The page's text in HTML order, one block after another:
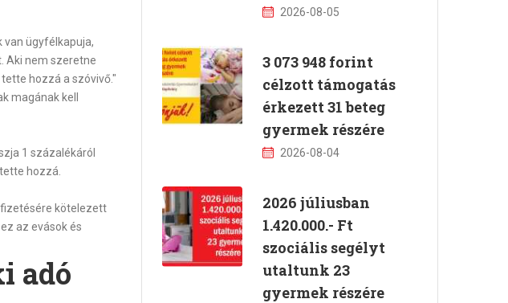
van ügyfélkapuja,
Aki nem szeretne
hozzá a szóvivő."
magának kell
1 százalékáról
hozzá.
fizetésére kötelezett
az evások és
adó
2026-08-05
3 073 948 forint
célzott támogatás
érkezett 31 beteg
gyermek részére
2026-08-04
2026 júliusban
1.420.000.- Ft
szociális segélyt
utaltunk 23
gyermek részére